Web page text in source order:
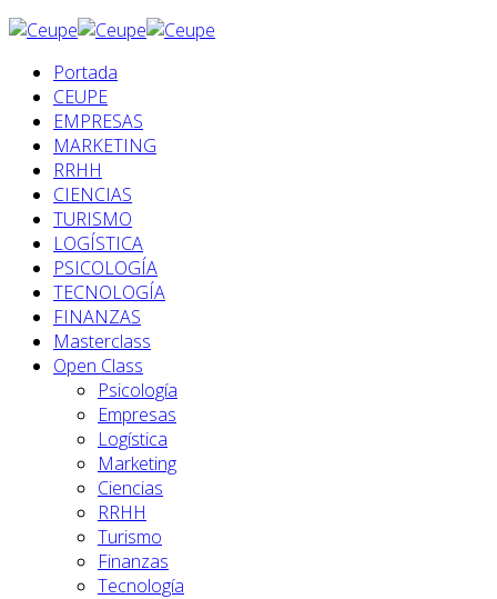
Portada
CEUPE
EMPRESAS
MARKETING
RRHH
CIENCIAS
TURISMO
LOGÍSTICA
PSICOLOGÍA
TECNOLOGÍA
FINANZAS
Masterclass
Open Class
Psicología
Empresas
Logística
Marketing
Ciencias
RRHH
Turismo
Finanzas
Tecnología